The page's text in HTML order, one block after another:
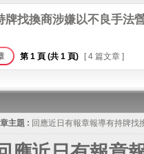
牌找換商涉嫌以不良手法
第 1 頁 (共 1 頁) [ 4 篇文章 ]
主題 : 回應近日有報章報導有持牌找